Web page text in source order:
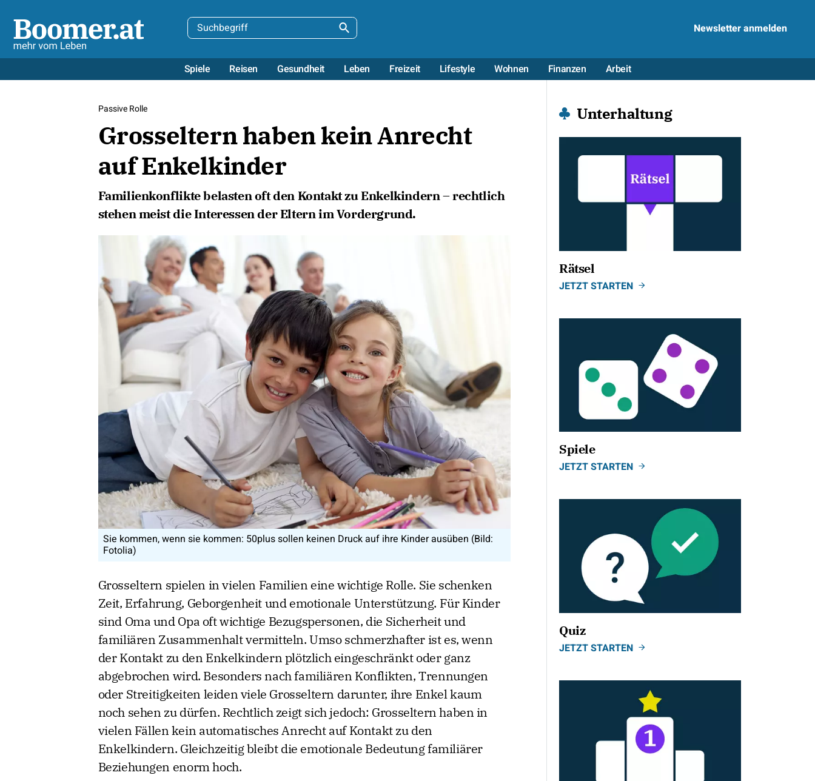
Newsletter anmelden
Spiele Reisen Gesundheit Leben Freizeit Lifestyle Wohnen Finanzen Arbeit
Passive Rolle
Grosseltern haben kein Anrecht
auf Enkelkinder
Familienkonflikte belasten oft den Kontakt zu Enkelkindern – rechtlich
stehen meist die Interessen der Eltern im Vordergrund.
Sie kommen, wenn sie kommen: 50plus sollen keinen Druck auf ihre Kinder ausüben (Bild:
Fotolia)
Grosseltern spielen in vielen Familien eine wichtige Rolle. Sie schenken
Zeit, Erfahrung, Geborgenheit und emotionale Unterstützung. Für Kinder
sind Oma und Opa oft wichtige Bezugspersonen, die Sicherheit und
familiären Zusammenhalt vermitteln. Umso schmerzhafter ist es, wenn
der Kontakt zu den Enkelkindern plötzlich eingeschränkt oder ganz
abgebrochen wird. Besonders nach familiären Konflikten, Trennungen
oder Streitigkeiten leiden viele Grosseltern darunter, ihre Enkel kaum
noch sehen zu dürfen. Rechtlich zeigt sich jedoch: Grosseltern haben in
vielen Fällen kein automatisches Anrecht auf Kontakt zu den
Enkelkindern. Gleichzeitig bleibt die emotionale Bedeutung familiärer
Beziehungen enorm hoch.
Unterhaltung
Rätsel
JETZT STARTEN
Spiele
JETZT STARTEN
Quiz
JETZT STARTEN